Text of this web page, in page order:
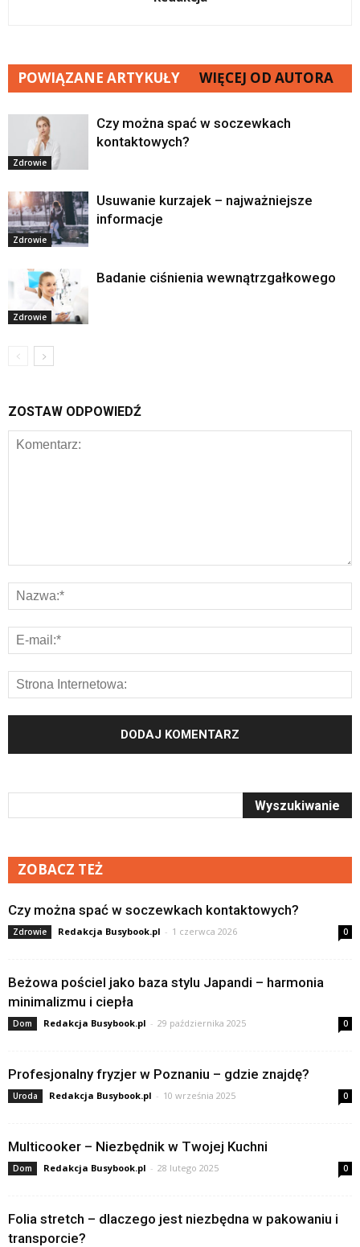
POWIĄZANE ARTYKUŁY WIĘCEJ OD AUTORA
Zdrowie
Czy można spać w soczewkach
kontaktowych?
Zdrowie
Usuwanie kurzajek – najważniejsze
informacje
Zdrowie
Badanie ciśnienia wewnątrzgałkowego
ZOSTAW ODPOWIEDŹ
ZOBACZ TEŻ
Czy można spać w soczewkach kontaktowych?
Zdrowie Redakcja Busybook.pl - 1 czerwca 2026 0
Beżowa pościel jako baza stylu Japandi – harmonia
minimalizmu i ciepła
Dom Redakcja Busybook.pl - 29 października 2025 0
Profesjonalny fryzjer w Poznaniu – gdzie znajdę?
Uroda Redakcja Busybook.pl - 10 września 2025 0
Multicooker – Niezbędnik w Twojej Kuchni
Dom Redakcja Busybook.pl - 28 lutego 2025 0
Folia stretch – dlaczego jest niezbędna w pakowaniu i
transporcie?